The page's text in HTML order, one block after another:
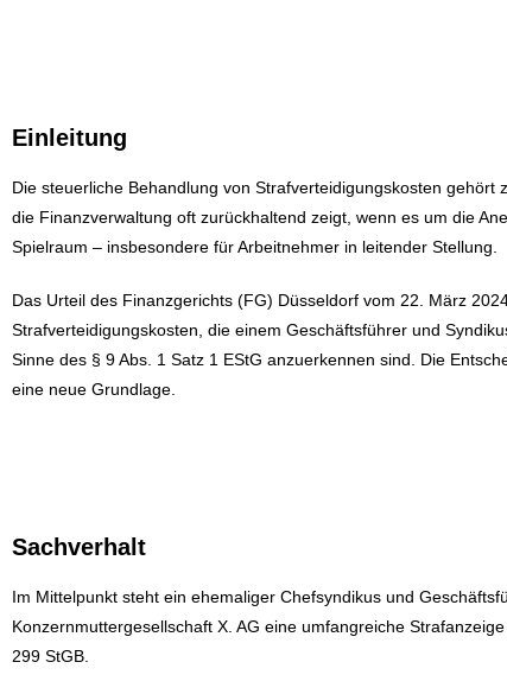
Einleitung
Die steuerliche Behandlung von Strafverteidigungskosten
die Finanzverwaltung oft zurückhaltend zeigt, wenn es um die
Spielraum – insbesondere für Arbeitnehmer in leitender Stellung.
Das Urteil des Finanzgerichts (FG) Düsseldorf vom 22. März
Strafverteidigungskosten, die einem Geschäftsführer und
Sinne des § 9 Abs. 1 Satz 1 EStG anzuerkennen sind. Die
eine neue Grundlage.
Sachverhalt
Im Mittelpunkt steht ein ehemaliger Chefsyndikus und
Konzernmuttergesellschaft X. AG eine umfangreiche
299 StGB.